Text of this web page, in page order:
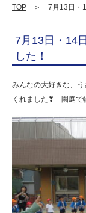
TOP ＞ 7月13日・
7月13日・14
した！
みんなの大好きな、
くれました❣ 園庭で